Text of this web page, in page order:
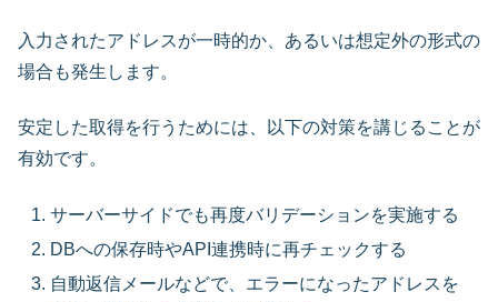
入力されたアドレスが一時的か、あるいは想定外の形式の
場合も発生します。
安定した取得を行うためには、以下の対策を講じることが
有効です。
サーバーサイドでも再度バリデーションを実施する
DBへの保存時やAPI連携時に再チェックする
自動返信メールなどで、エラーになったアドレスを